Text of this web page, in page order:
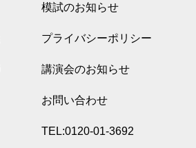
模試のお知らせ
プライバシーポリシー
講演会のお知らせ
お問い合わせ
TEL:0120-01-3692